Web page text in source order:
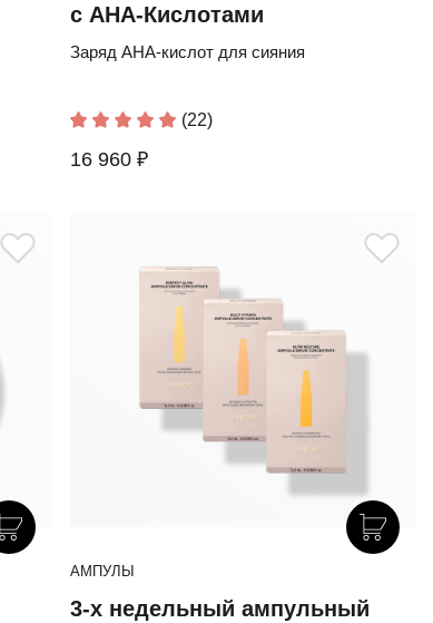
с АНА-Кислотами
Заряд AHA-кислот для сияния
(22)
16 960 ₽
АМПУЛЫ
3-х недельный ампульный